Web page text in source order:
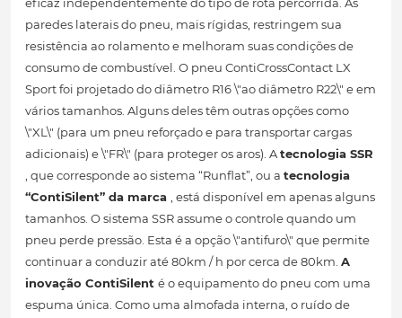
eficaz independentemente do tipo de rota percorrida. As
paredes laterais do pneu, mais rígidas, restringem sua
resistência ao rolamento e melhoram suas condições de
consumo de combustível. O pneu ContiCrossContact LX
Sport foi projetado do diâmetro R16 \"ao diâmetro R22\" e em
vários tamanhos. Alguns deles têm outras opções como
\"XL\" (para um pneu reforçado e para transportar cargas
adicionais) e \"FR\" (para proteger os aros). Atecnologia SSR
, que corresponde ao sistema “Runflat”, ou a tecnologia
“ContiSilent” da marca , está disponível em apenas alguns
tamanhos. O sistema SSR assume o controle quando um
pneu perde pressão. Esta é a opção \"antifuro\" que permite
continuar a conduzir até 80km / h por cerca de 80km. A
inovação ContiSilent é o equipamento do pneu com uma
espuma única. Como uma almofada interna, o ruído de